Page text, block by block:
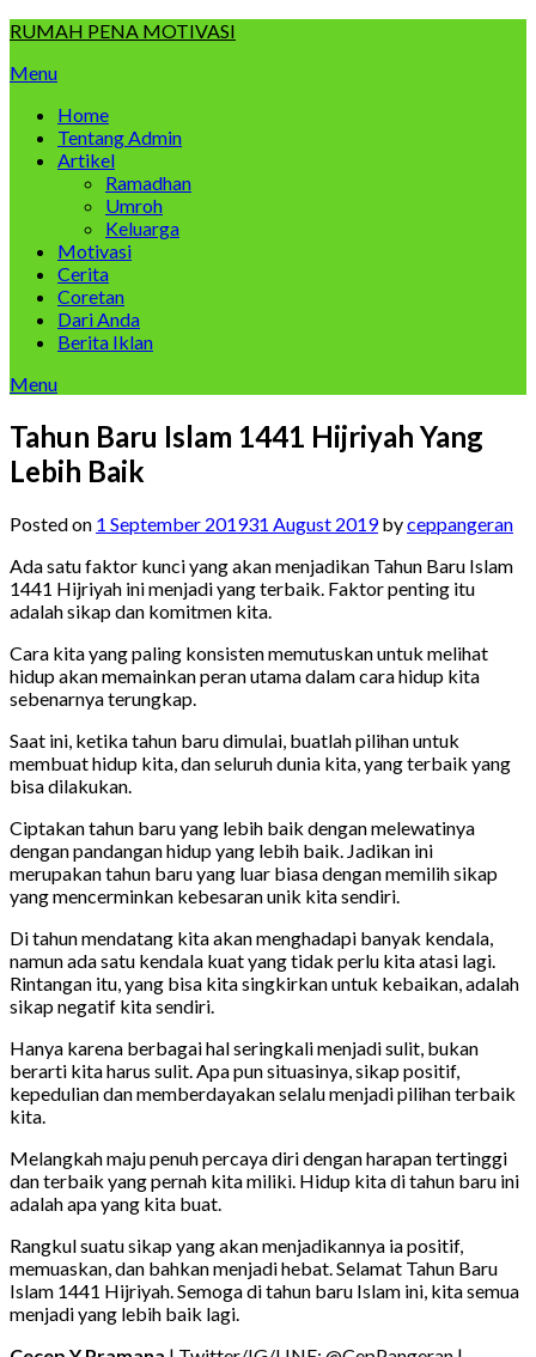
Skip
content
RUMAH PENA MOTIVASI
Menu
Home
Tentang Admin
Artikel
Ramadhan
Umroh
Keluarga
Motivasi
Cerita
Coretan
Dari Anda
Berita Iklan
Menu
Tahun Baru Islam 1441 Hijriyah Yang
Lebih Baik
Posted on 1 September 201931 August 2019byceppangeran
Ada satu faktor kunci yang akan menjadikan Tahun Baru Islam
1441 Hijriyah ini menjadi yang terbaik. Faktor penting itu
adalah sikap dan komitmen kita.
Cara kita yang paling konsisten memutuskan untuk melihat
hidup akan memainkan peran utama dalam cara hidup kita
sebenarnya terungkap.
Saat ini, ketika tahun baru dimulai, buatlah pilihan untuk
membuat hidup kita, dan seluruh dunia kita, yang terbaik yang
bisa dilakukan.
Ciptakan tahun baru yang lebih baik dengan melewatinya
dengan pandangan hidup yang lebih baik. Jadikan ini
merupakan tahun baru yang luar biasa dengan memilih sikap
yang mencerminkan kebesaran unik kita sendiri.
Di tahun mendatang kita akan menghadapi banyak kendala,
namun ada satu kendala kuat yang tidak perlu kita atasi lagi.
Rintangan itu, yang bisa kita singkirkan untuk kebaikan, adalah
sikap negatif kita sendiri.
Hanya karena berbagai hal seringkali menjadi sulit, bukan
berarti kita harus sulit. Apa pun situasinya, sikap positif,
kepedulian dan memberdayakan selalu menjadi pilihan terbaik
kita.
Melangkah maju penuh percaya diri dengan harapan tertinggi
dan terbaik yang pernah kita miliki. Hidup kita di tahun baru ini
adalah apa yang kita buat.
Rangkul suatu sikap yang akan menjadikannya ia positif,
memuaskan, dan bahkan menjadi hebat. Selamat Tahun Baru
Islam 1441 Hijriyah. Semoga di tahun baru Islam ini, kita semua
menjadi yang lebih baik lagi.